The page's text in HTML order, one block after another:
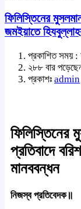
ফিলিস্তিনের
জমইয়াতে
প্রকাশিত সময় :
২৮৮ বার
প্রকাশঃ admin
ফিলিস্তিনের
প্রতিবাদে
মানববন্ধন
নিজস্ব প্রতিবেদক॥